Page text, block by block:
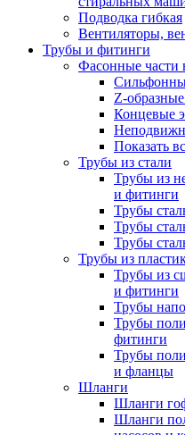
Подводка гибкая
Вентиляторы,
Трубы и фитинги
Фасонные части
Z-
Концевые
Показать
Трубы из стали
Трубы из
и фитинги
Трубы
Трубы
Трубы
Трубы из
Трубы из
и фитинги
Трубы
Трубы
фитинги
Трубы
и фланцы
Шланги
Шланги
Шланги